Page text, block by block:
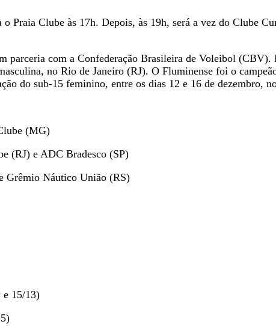
Praia Clube às 17h. Depois, às 19h, será a vez do Clube
com a Confederação Brasileira de Voleibol
no Rio de Janeiro (RJ). O Fluminense foi o
do sub-15 feminino, entre os dias 12 e 16 de dezembro,
(MG)
(RJ) e ADC Bradesco (SP)
Grêmio Náutico União (RS)
e 15/13)